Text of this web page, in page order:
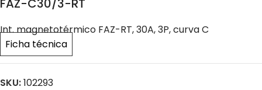
FAZ-C30/3-RT
Int. magnetotérmico FAZ-RT, 30A, 3P, curva C
Ficha técnica
SKU:102293